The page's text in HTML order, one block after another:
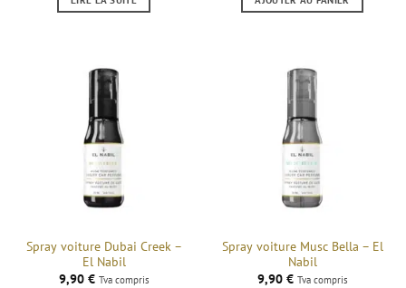
Spray voiture Dubai Creek –
El Nabil
9,90 € Tva compris
Spray voiture Musc Bella – El
Nabil
9,90 € Tva compris